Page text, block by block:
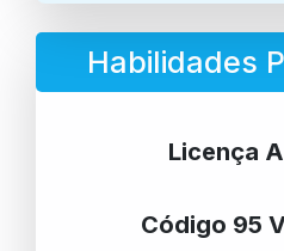
Habilidades
Licença
Código 95